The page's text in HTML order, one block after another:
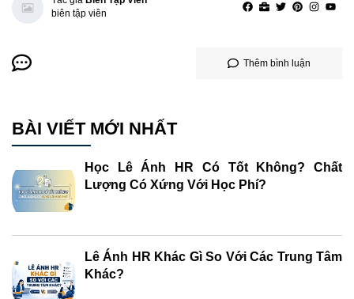
biên tập viên
Thêm bình luận
BÀI VIẾT MỚI NHẤT
Học Lê Ánh HR Có Tốt Không? Chất
Lượng Có Xứng Với Học Phí?
Lê Ánh HR Khác Gì So Với Các Trung Tâm
Khác?